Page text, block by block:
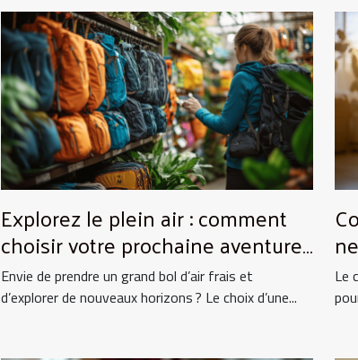
Explorez le plein air : comment
choisir votre prochaine aventure
nature ?
Envie de prendre un grand bol d’air frais et
d’explorer de nouveaux horizons ? Le choix d’une...
Le